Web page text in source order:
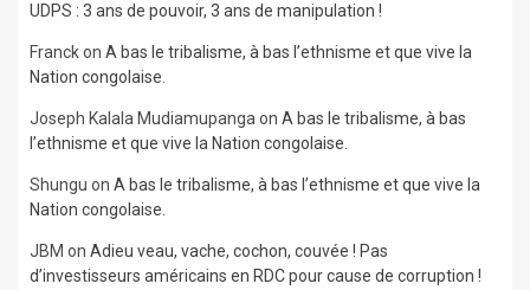
UDPS : 3 ans de pouvoir, 3 ans de manipulation !
Franckon A bas le tribalisme, à bas l’ethnisme et que vive la
Nation congolaise.
Joseph Kalala Mudiamupangaon A bas le tribalisme, à bas
l’ethnisme et que vive la Nation congolaise.
Shungu on A bas le tribalisme, à bas l’ethnisme et que vive la
Nation congolaise.
JBM on Adieu veau, vache, cochon, couvée ! Pas
d’investisseurs américains en RDC pour cause de corruption !